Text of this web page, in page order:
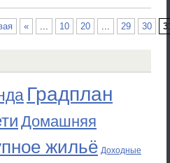
« ... 10 20 ... 29 30
Градплан
Домашняя
жильё Доходные